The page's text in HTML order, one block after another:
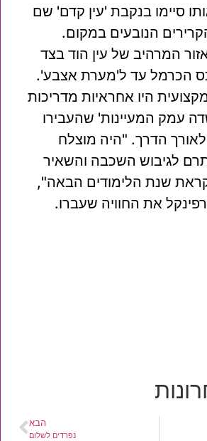
סיימו בנקבת 'עין קדם' שם
הנובעים במקום.
המרהיב של עין הוד בצד
הכרמל עד ל'מערת אצבע'.
היו אחראיות מדריכות
עמק המעיינות' שהעבירו
לאורך הדרך. "היה מוצלח
לגיבוש השכבה והשאיר
שנת הלימודים הבאה",
את החוויה שעברו.
הבא
נפרדים לשלום